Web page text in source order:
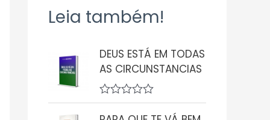
Leia também!
DEUS ESTÁ EM TODAS
AS CIRCUNSTANCIAS
A
v